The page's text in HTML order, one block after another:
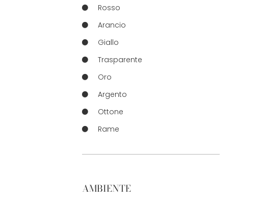
Rosso
Arancio
Giallo
Trasparente
Oro
Argento
Ottone
Rame
AMBIENTE